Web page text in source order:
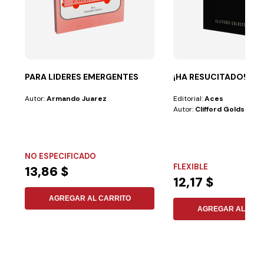
PARA LIDERES EMERGENTES
Autor:Armando Juarez
NO ESPECIFICADO
13,86 $
AGREGAR AL CARRITO
¡HA RESUCITADO!
Editorial:Aces
Autor: Clifford Goldstein
FLEXIBLE
12,17 $
AGREGAR AL